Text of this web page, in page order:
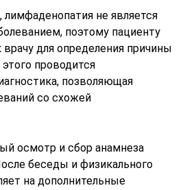
не является
поэтому пациенту
врачу для определения причины
проводится
позволяющая
со схожей
осмотр и сбор анамнеза
беседы и физикального
на дополнительные